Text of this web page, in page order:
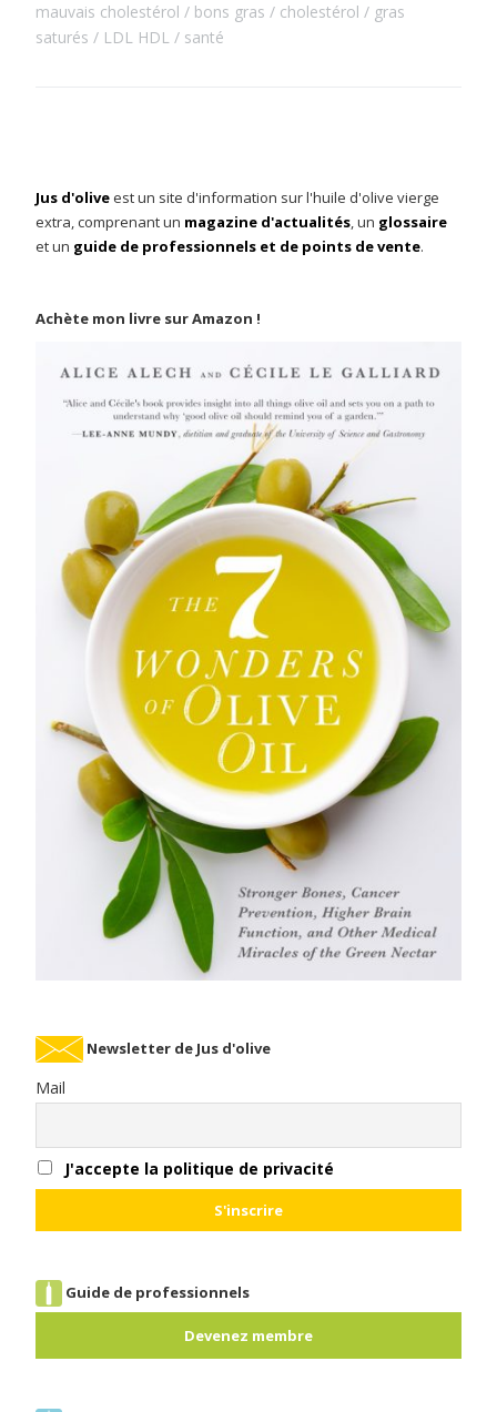
mauvais cholestérol
bons gras cholestérol
gras
saturés
LDL HDL santé
Jus d'oliveest un site d'information sur l'huile d'olive vierge
extra, comprenant un magazine d'actualités, un glossaire
et un guide de professionnels et de points de vente.
Achète mon livre sur Amazon !
Newsletter de Jus d'olive
Mail
J'accepte la politique de privacité
Guide de professionnels
Devenez membre